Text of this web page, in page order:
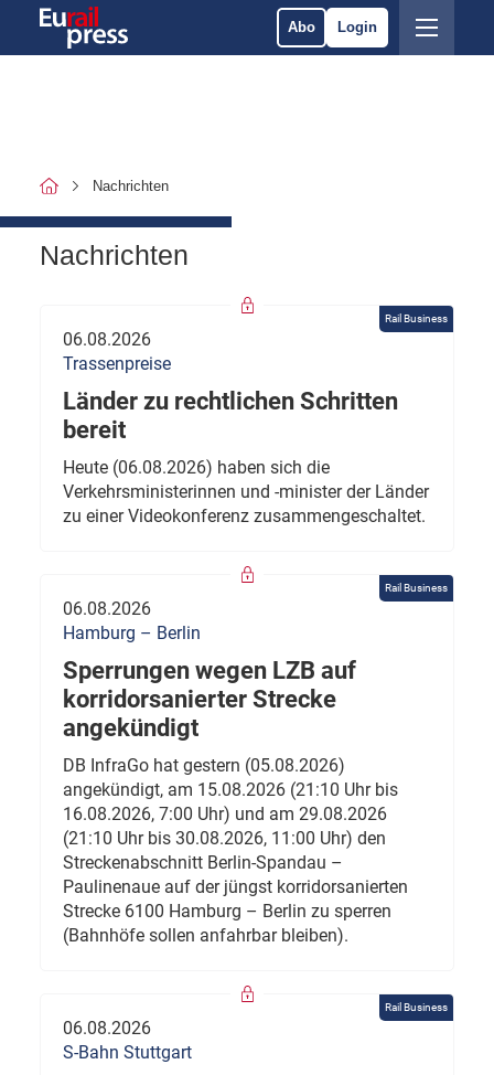
Abo Login
Nachrichten
Nachrichten
Rail Business
06.08.2026
Trassenpreise
Länder zu rechtlichen Schritten
bereit
Heute (06.08.2026) haben sich die
Verkehrsministerinnen und -minister der Länder
zu einer Videokonferenz zusammengeschaltet.
Rail Business
06.08.2026
Hamburg – Berlin
Sperrungen wegen LZB auf
korridorsanierter Strecke
angekündigt
DB InfraGo hat gestern (05.08.2026)
angekündigt, am 15.08.2026 (21:10 Uhr bis
16.08.2026, 7:00 Uhr) und am 29.08.2026
(21:10 Uhr bis 30.08.2026, 11:00 Uhr) den
Streckenabschnitt Berlin-Spandau –
Paulinenaue auf der jüngst korridorsanierten
Strecke 6100 Hamburg – Berlin zu sperren
(Bahnhöfe sollen anfahrbar bleiben).
Rail Business
06.08.2026
S-Bahn Stuttgart